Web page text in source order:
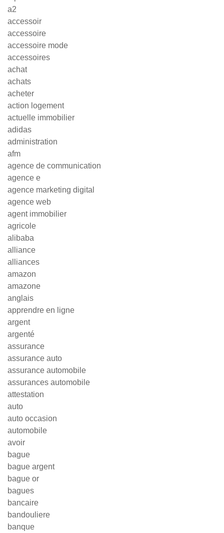
a2
accessoir
accessoire
accessoire mode
accessoires
achat
achats
acheter
action logement
actuelle immobilier
adidas
administration
afm
agence de communication
agence e
agence marketing digital
agence web
agent immobilier
agricole
alibaba
alliance
alliances
amazon
amazone
anglais
apprendre en ligne
argent
argenté
assurance
assurance auto
assurance automobile
assurances automobile
attestation
auto
auto occasion
automobile
avoir
bague
bague argent
bague or
bagues
bancaire
bandouliere
banque